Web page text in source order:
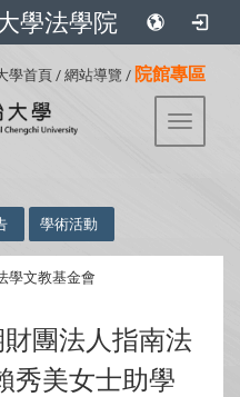
學法學院
學首頁 / 網站導覽 / 院館專區
Toggle
學術活動
學文教基金會
團法人指南法
秀美女士助學